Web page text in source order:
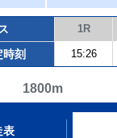
1R
時刻 15:26
表